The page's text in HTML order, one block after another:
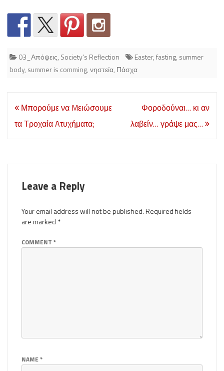
03_Απόψεις, Society's Reflection Easter,fasting, summer
body, summer is comming,νηστεία, Πάσχα
Post
navigation
Μπορούμε να Mειώσουμε
τα Τροχαία Aτυχήματα;
Φοροδούναι… κι αν
λαβείν… γράψε μας…
Leave a Reply
Your email address will not be published.Required fields
are marked *
COMMENT *
NAME*